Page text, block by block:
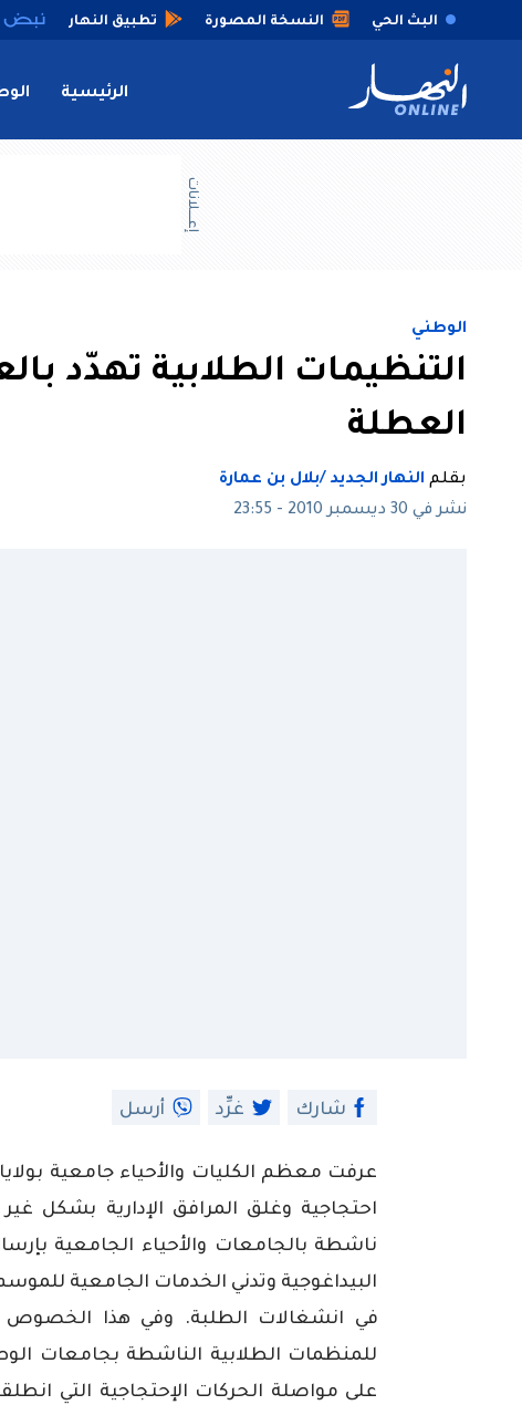
البث الحي النسخة المصورة تطبيق النهار
الرئيسية
إعــــلانات
الوطني
التنظيمات الطلابية تهدّد
العطلة
بقلم النهار الجديد /بلال بن عمارة
نشر في 30 ديسمبر 2010 - 23:55
شارك غرِّد أرسل
عرفت معظم الكليات والأحياء جامعية
احتجاجية وغلق المرافق الإدارية بشكل غير
ناشطة بالجامعات والأحياء الجامعية
البيداغوجية وتدني الخدمات الجامعية
في
انشغالات الطلبة. وفي هذا الخصوص
للمنظمات الطلابية الناشطة بجامعات
على مواصلة الحركات الإحتجاجية التي